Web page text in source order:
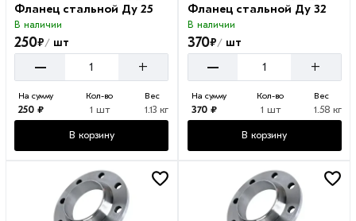
Фланец стальной Ду 25
В наличии
250₽/ шт
– +
На сумму
250 ₽
Кол-во
1 шт
Вес
1.13 кг
В корзину
Фланец стальной Ду 32
В наличии
370₽/шт
– +
На сумму
370 ₽
Кол-во
1 шт
Вес
1.58 кг
В корзину